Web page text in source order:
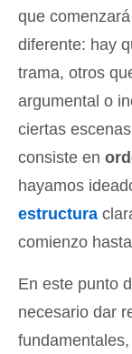
que
diferente: hay
trama, otros
argumental o
ciertas
consiste en
hayamos
estructura
comienzo
En este punto
necesario dar